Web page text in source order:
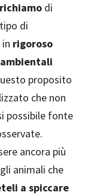
di
di
rigoroso
proposito
che non
possibile fonte
ancora più
animali che
a spiccare